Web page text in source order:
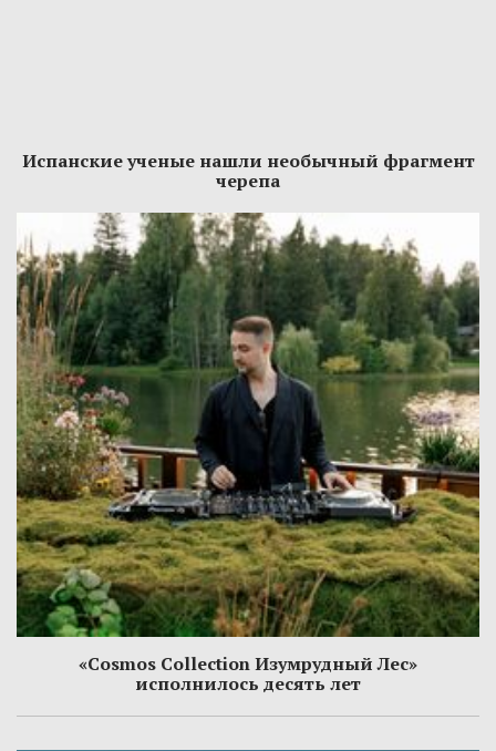
Испанские ученые нашли необычный фрагмент
черепа
«Cosmos Collection Изумрудный Лес»
исполнилось десять лет